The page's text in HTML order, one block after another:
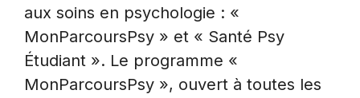
aux soins en psychologie : «
MonParcoursPsy » et « Santé Psy
Étudiant ». Le programme «
MonParcoursPsy », ouvert à toutes les